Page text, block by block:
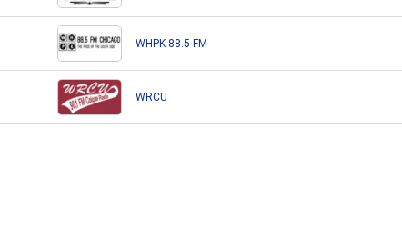
WHPK 88.5 FM
WRCU